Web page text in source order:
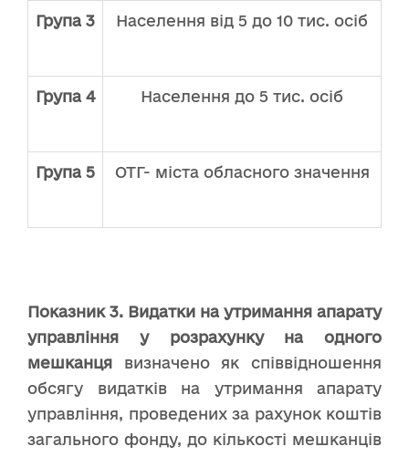
Група 3 Населення від 5 до 10 тис. осіб
Група 4 Населення до 5 тис. осіб
Група 5 ОТГ- міста обласного значення
Показник 3. Видатки на утримання апарату
управління у розрахунку на одного
мешканця визначено як співвідношення
обсягу видатків на утримання апарату
управління, проведених за рахунок коштів
загального фонду, до кількості мешканців